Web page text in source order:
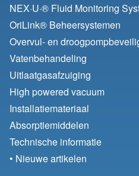
NEX·U·® Fluid Monitoring
OriLink® Beheersystemen
Overvul- en
Vatenbehandeling
Uitlaatgasafzuiging
High powered vacuum
Installatiemateriaal
Absorptiemiddelen
Technische informatie
• Nieuwe artikelen